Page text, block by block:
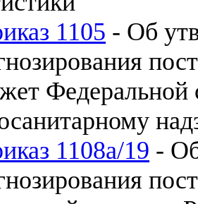
1105 - Об
Федеральной
1108а/19 -